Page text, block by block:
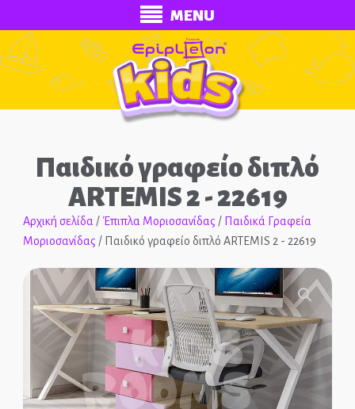
MENU
ECONOMY
Ολοκληρωμένα Δωμάτια
Παιδικά Κρεβάτια
Παιδικές Κουκέτες
Παιδικοί Καναπέδες
Παιδικές Βιβλιοθήκες
Παιδικό γραφείο διπλό
ARTEMIS 2 - 22619
Αρχική σελίδα /Έπιπλα Μοριοσανίδας / Παιδικά Γραφεία
Μοριοσανίδας / Παιδικό γραφείο διπλό ARTEMIS 2 - 22619
🔍